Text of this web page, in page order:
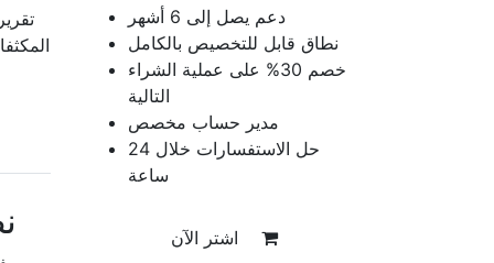
دعم يصل إلى 6 أشهر
نطاق قابل للتخصيص بالكامل
خصم 30% على عملية الشراء
التالية
مدير حساب مخصص
حل الاستفسارات خلال 24
ساعة